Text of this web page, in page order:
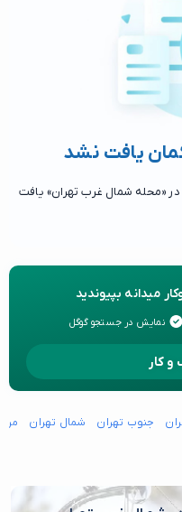
کمان یافت نشد
در «محله شمال غرب تهران» یافت
میدانه بپیوندید
نمایش در جستجو گوگل
کار
جنوب تهران شمال تهران